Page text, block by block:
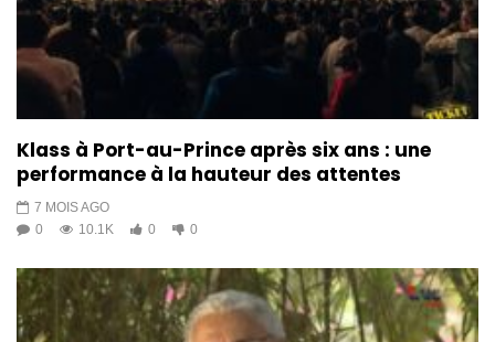
Klass à Port-au-Prince après six ans : une
performance à la hauteur des attentes
7 MOIS AGO
0
10.1K 0 0